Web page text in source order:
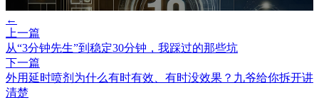
←
上一篇
从“3分钟先生”到稳定30分钟，我踩过的那些坑
下一篇
外用延时喷剂为什么有时有效、有时没效果？九爷给你拆开讲
清楚